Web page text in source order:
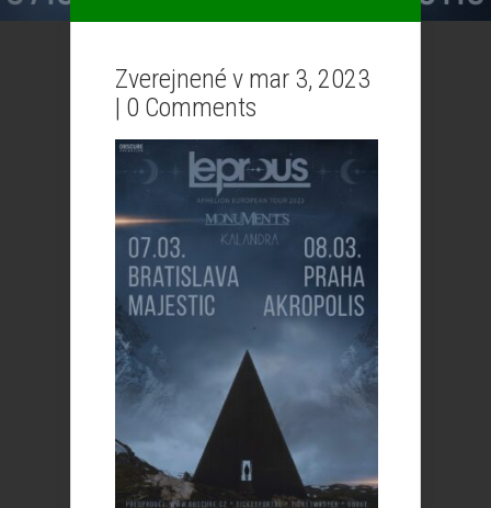
Zverejnené v mar 3, 2023
| 0 Comments